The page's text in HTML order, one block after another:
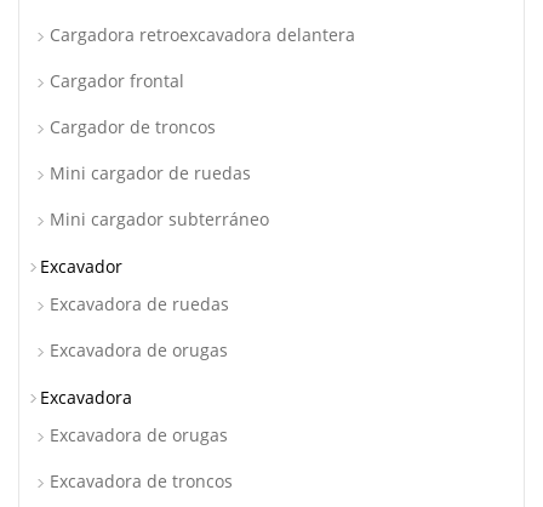
Cargadora retroexcavadora delantera
Cargador frontal
Cargador de troncos
Mini cargador de ruedas
Mini cargador subterráneo
Excavador
Excavadora de ruedas
Excavadora de orugas
Excavadora
Excavadora de orugas
Excavadora de troncos